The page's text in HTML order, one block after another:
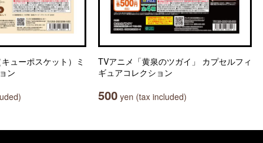
ューポスケット）ミ
ン
TVアニメ「黄泉のツガイ」 カプセルフィ
ギュアコレクション
500 yen (tax included)